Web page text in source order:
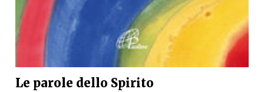
Le parole dello Spirito